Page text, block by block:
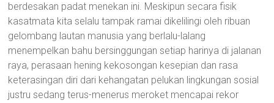
berdesakan padat menekan ini. Meskipun secara fisik
kasatmata kita selalu tampak ramai dikelilingi oleh ribuan
gelombang lautan manusia yang berlalu-lalang
menempelkan bahu bersinggungan setiap harinya di jalanan
raya, perasaan hening kekosongan kesepian dan rasa
keterasingan diri dari kehangatan pelukan lingkungan sosial
justru sedang terus-menerus meroket mencapai rekor